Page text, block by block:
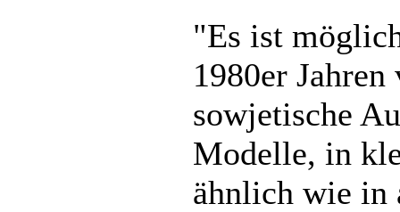
"Es ist
1980er
sowjetische
Modelle, in
ähnlich wie in